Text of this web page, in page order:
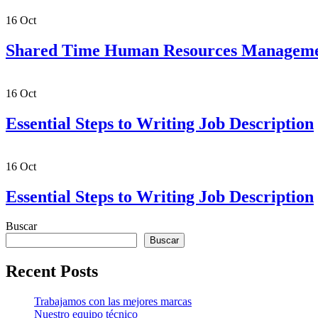
16 Oct
Shared Time Human Resources
16 Oct
Essential Steps to Writing Job Description
16 Oct
Essential Steps to Writing Job Description
Buscar
Buscar
Recent Posts
Trabajamos con las mejores marcas
Nuestro equipo técnico